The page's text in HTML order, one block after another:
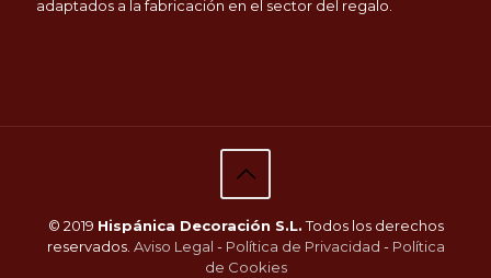
adaptados a la fabricación en el sector del regalo.
© 2019 Hispánica Decoración S.L.Todos los derechos
reservados. Aviso Legal - Política de Privacidad - Política
de Cookies